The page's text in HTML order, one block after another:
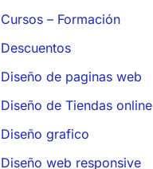
Cursos – Formación
Descuentos
Diseño de paginas web
Diseño de Tiendas online
Diseño grafico
Diseño web responsive